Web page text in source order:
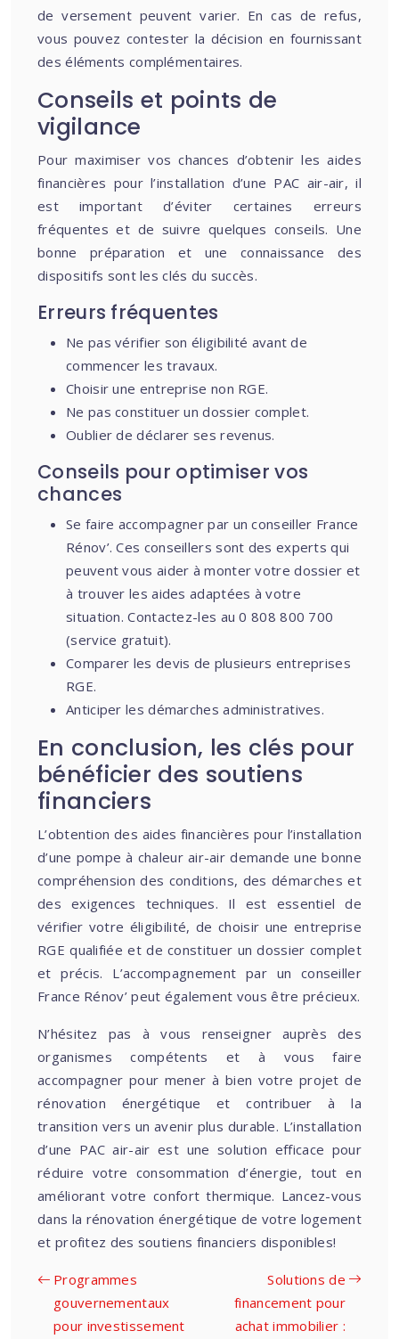
de versement peuvent varier. En cas de refus,
vous pouvez contester la décision en fournissant
des éléments complémentaires.
Conseils et points de
vigilance
Pour maximiser vos chances d’obtenir les aides
financières pour l’installation d’une PAC air-air, il
est important d’éviter certaines erreurs
fréquentes et de suivre quelques conseils. Une
bonne préparation et une connaissance des
dispositifs sont les clés du succès.
Erreurs fréquentes
Ne pas vérifier son éligibilité avant de
commencer les travaux.
Choisir une entreprise non RGE.
Ne pas constituer un dossier complet.
Oublier de déclarer ses revenus.
Conseils pour optimiser vos
chances
Se faire accompagner par un conseiller France
Rénov’. Ces conseillers sont des experts qui
peuvent vous aider à monter votre dossier et
à trouver les aides adaptées à votre
situation. Contactez-les au 0 808 800 700
(service gratuit).
Comparer les devis de plusieurs entreprises
RGE.
Anticiper les démarches administratives.
En conclusion, les clés pour
bénéficier des soutiens
financiers
L’obtention des aides financières pour l’installation
d’une pompe à chaleur air-air demande une bonne
compréhension des conditions, des démarches et
des exigences techniques. Il est essentiel de
vérifier votre éligibilité, de choisir une entreprise
RGE qualifiée et de constituer un dossier complet
et précis. L’accompagnement par un conseiller
France Rénov’ peut également vous être précieux.
N’hésitez pas à vous renseigner auprès des
organismes compétents et à vous faire
accompagner pour mener à bien votre projet de
rénovation énergétique et contribuer à la
transition vers un avenir plus durable. L’installation
d’une PAC air-air est une solution efficace pour
réduire votre consommation d’énergie, tout en
améliorant votre confort thermique. Lancez-vous
dans la rénovation énergétique de votre logement
et profitez des soutiens financiers disponibles!
Programmes
gouvernementaux
pour investissement
Solutions de
financement pour
achat immobilier :